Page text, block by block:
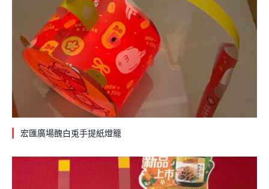
宏匯廣場醜白兎手提紙燈籠